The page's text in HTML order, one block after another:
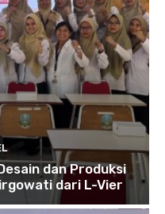
dan Produksi
dari L-Vier